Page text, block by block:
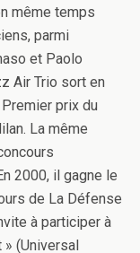
même temps
parmi
et Paolo
Air Trio sort en
prix du
La même
2000, il gagne le
de La Défense
à participer à
» (Universal